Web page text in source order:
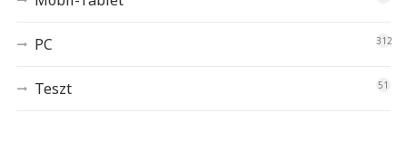
PC 312
Teszt 51